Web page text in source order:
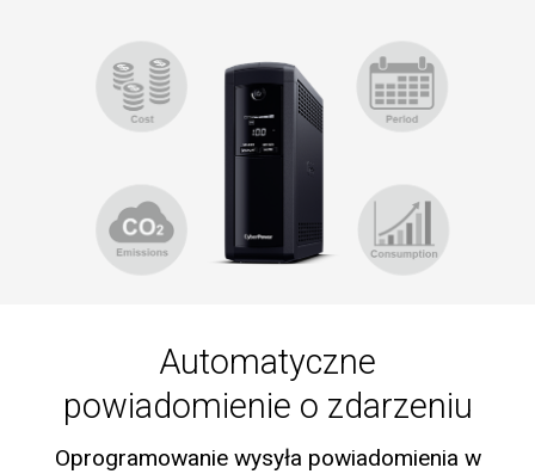
Automatyczne
powiadomienie o zdarzeniu
Oprogramowanie wysyła powiadomienia w